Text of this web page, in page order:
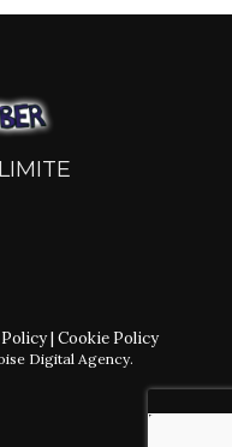
| Cookie Policy
Digital Agency.